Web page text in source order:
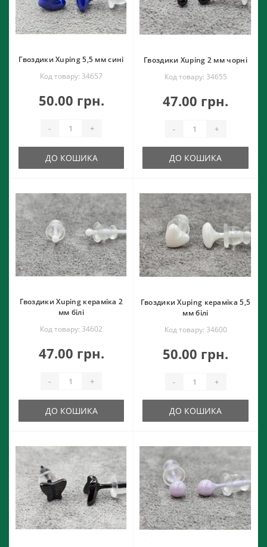
Гвоздики Xuping 5,5 мм сині
Код товару: 34657
50.00 грн.
- +
ДО КОШИКА
Гвоздики Xuping 2 мм чорні
Код товару: 34655
47.00 грн.
- +
ДО КОШИКА
Гвоздики Xuping кераміка 2
мм білі
Код товару: 34602
47.00 грн.
- +
ДО КОШИКА
Гвоздики Xuping кераміка 5,5
мм білі
Код товару: 34600
50.00 грн.
- +
ДО КОШИКА